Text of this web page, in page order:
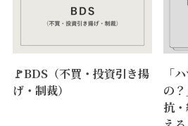
🚩BDS（不買・投資引き揚
げ・制裁）
「
の
抗